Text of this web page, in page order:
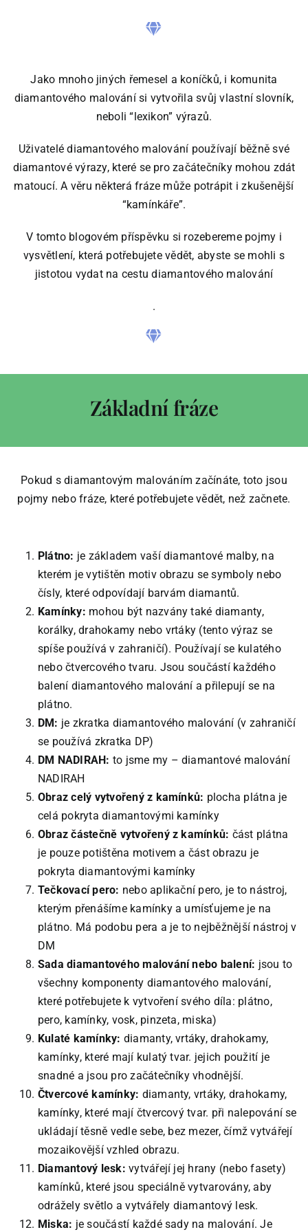
Jako mnoho jiných řemesel a koníčků, i komunita
diamantového malování si vytvořila svůj vlastní slovník,
neboli “lexikon” výrazů.
Uživatelé diamantového malování používají běžně své
diamantové výrazy, které se pro začátečníky mohou zdát
matoucí. A věru některá fráze může potrápit i zkušenější
“kamínkáře”.
V tomto blogovém příspěvku si rozebereme pojmy i
vysvětlení, která potřebujete vědět, abyste se mohli s
jistotou vydat na cestu diamantového malování
.
Základní fráze
Pokud s diamantovým malováním začínáte, toto jsou
pojmy nebo fráze, které potřebujete vědět, než začnete.
Plátno: je základem vaší diamantové malby, na
kterém je vytištěn motiv obrazu se symboly nebo
čísly, které odpovídají barvám diamantů.
Kamínky: mohou být nazvány také diamanty,
korálky, drahokamy nebo vrtáky (tento výraz se
spíše používá v zahraničí). Používají se kulatého
nebo čtvercového tvaru. Jsou součástí každého
balení diamantového malování a přilepují se na
plátno.
DM: je zkratka diamantového malování (v zahraničí
se používá zkratka DP)
DM NADIRAH: to jsme my – diamantové malování
NADIRAH
Obraz celý vytvořený z kamínků: plocha plátna je
celá pokryta diamantovými kamínky
Obraz částečně vytvořený z kamínků: část plátna
je pouze potištěna motivem a část obrazu je
pokryta diamantovými kamínky
Tečkovací pero: nebo aplikační pero, je to nástroj,
kterým přenášíme kamínky a umísťujeme je na
plátno. Má podobu pera a je to nejběžnější nástroj v
DM
Sada diamantového malování nebo balení: jsou to
všechny komponenty diamantového malování,
které potřebujete k vytvoření svého díla: plátno,
pero, kamínky, vosk, pinzeta, miska)
Kulaté kamínky: diamanty, vrtáky, drahokamy,
kamínky, které mají kulatý tvar. jejich použití je
snadné a jsou pro začátečníky vhodnější.
Čtvercové kamínky: diamanty, vrtáky, drahokamy,
kamínky, které mají čtvercový tvar. při nalepování se
ukládají těsně vedle sebe, bez mezer, čímž vytvářejí
mozaikovější vzhled obrazu.
Diamantový lesk: vytvářejí jej hrany (nebo fasety)
kamínků, které jsou speciálně vytvarovány, aby
odrážely světlo a vytvářely diamantový lesk.
Miska: je součástí každé sady na malování. Je